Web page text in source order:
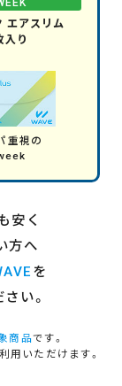
エアスリム
入り
重視の
安く
方へ
を
い。
商品です。
用いただけます。